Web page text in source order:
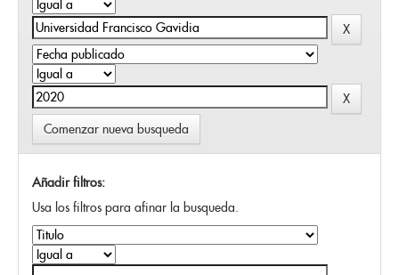
Comenzar nueva busqueda
Añadir filtros:
Usa los filtros para afinar la busqueda.